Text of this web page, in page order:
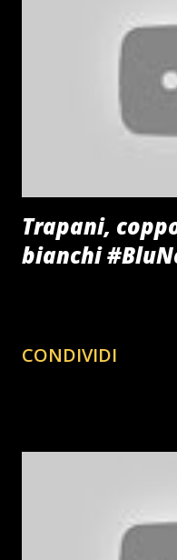
Trapani,
bianchi
CONDIVIDI